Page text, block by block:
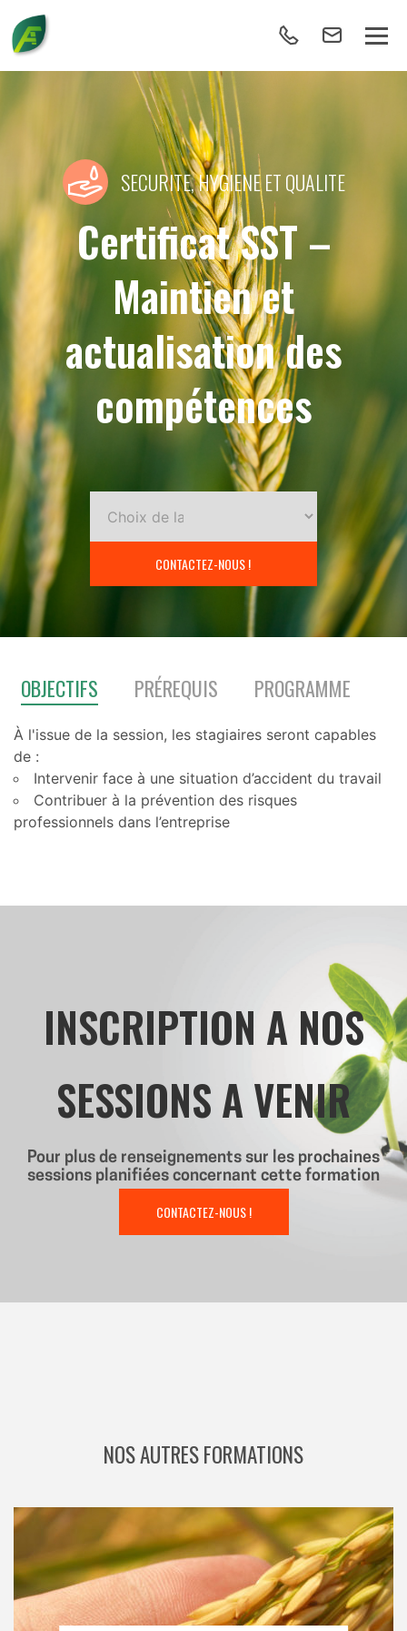
SECURITE, HYGIENE ET QUALITE
Certificat SST –
Maintien et
actualisation des
compétences
CONTACTEZ-NOUS !
OBJECTIFS PRÉREQUIS PROGRAMME
À l'issue de la session, les stagiaires seront capables
de :
Intervenir face à une situation d’accident du travail
Contribuer à la prévention des risques
professionnels dans l’entreprise
INSCRIPTION A NOS
SESSIONS A VENIR
Pour plus de renseignements sur les prochaines
sessions planifiées concernant cette formation
CONTACTEZ-NOUS !
NOS AUTRES FORMATIONS